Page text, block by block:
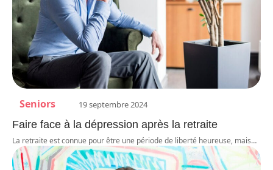
Seniors 19 septembre 2024
Faire face à la dépression après la retraite
La retraite est connue pour être une période de liberté heureuse, mais…